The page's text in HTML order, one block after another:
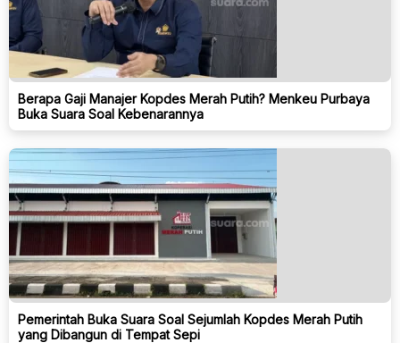
Berapa Gaji Manajer Kopdes Merah Putih? Menkeu Purbaya
Buka Suara Soal Kebenarannya
Pemerintah Buka Suara Soal Sejumlah Kopdes Merah Putih
yang Dibangun di Tempat Sepi